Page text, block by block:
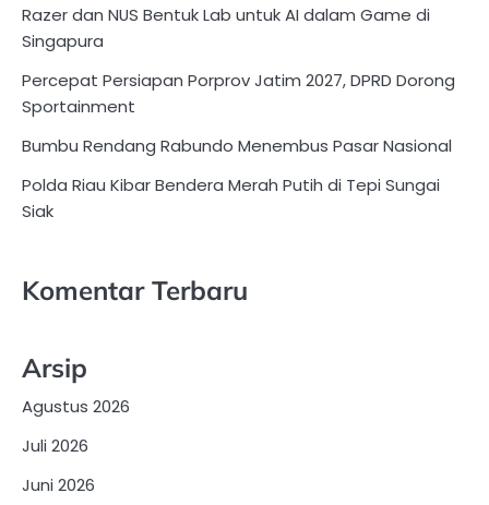
Razer dan NUS Bentuk Lab untuk AI dalam Game di
Singapura
Percepat Persiapan Porprov Jatim 2027, DPRD Dorong
Sportainment
Bumbu Rendang Rabundo Menembus Pasar Nasional
Polda Riau Kibar Bendera Merah Putih di Tepi Sungai
Siak
Komentar Terbaru
Arsip
Agustus 2026
Juli 2026
Juni 2026